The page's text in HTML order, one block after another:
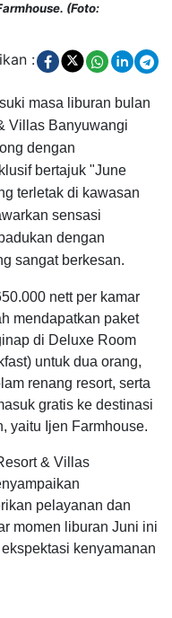
(Foto:
:
masa liburan bulan
Villas Banyuwangi
dengan
bertajuk "June
terletak di kawasan
sensasi
dengan
sangat berkesan.
nett per kamar
mendapatkan paket
di Deluxe Room
untuk dua orang,
renang resort, serta
gratis ke destinasi
yaitu Ijen Farmhouse.
& Villas
pelayanan dan
momen liburan Juni ini
kenyamanan